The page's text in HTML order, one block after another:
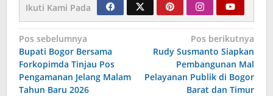
Ikuti Kami Pada
Navigasi
pos
Pos sebelumnya
Bupati Bogor Bersama
Forkopimda Tinjau Pos
Pengamanan Jelang Malam
Tahun Baru 2026
Pos berikutnya
Rudy Susmanto Siapkan
Pembangunan Mal
Pelayanan Publik di Bogor
Barat dan Timur